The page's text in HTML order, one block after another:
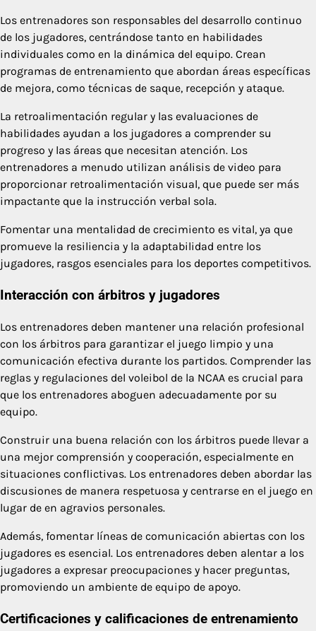
Los entrenadores son responsables del desarrollo continuo
de los jugadores, centrándose tanto en habilidades
individuales como en la dinámica del equipo. Crean
programas de entrenamiento que abordan áreas específicas
de mejora, como técnicas de saque, recepción y ataque.
La retroalimentación regular y las evaluaciones de
habilidades ayudan a los jugadores a comprender su
progreso y las áreas que necesitan atención. Los
entrenadores a menudo utilizan análisis de video para
proporcionar retroalimentación visual, que puede ser más
impactante que la instrucción verbal sola.
Fomentar una mentalidad de crecimiento es vital, ya que
promueve la resiliencia y la adaptabilidad entre los
jugadores, rasgos esenciales para los deportes competitivos.
Interacción con árbitros y jugadores
Los entrenadores deben mantener una relación profesional
con los árbitros para garantizar el juego limpio y una
comunicación efectiva durante los partidos. Comprender las
reglas y regulaciones del voleibol de la NCAA es crucial para
que los entrenadores aboguen adecuadamente por su
equipo.
Construir una buena relación con los árbitros puede llevar a
una mejor comprensión y cooperación, especialmente en
situaciones conflictivas. Los entrenadores deben abordar las
discusiones de manera respetuosa y centrarse en el juego en
lugar de en agravios personales.
Además, fomentar líneas de comunicación abiertas con los
jugadores es esencial. Los entrenadores deben alentar a los
jugadores a expresar preocupaciones y hacer preguntas,
promoviendo un ambiente de equipo de apoyo.
Certificaciones y calificaciones de entrenamiento